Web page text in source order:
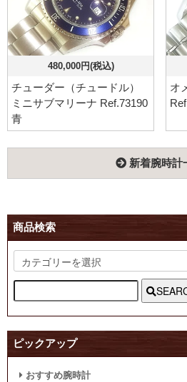
480,000円(税込)
チューダー（チュードル）
ミニサブマリーナ Ref.73190
青
オ
新着腕時計
商品検索
ピックアップ
おすすめ腕時計